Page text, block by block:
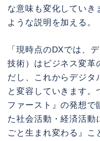
な意味も変化していき
ような説明を加える。
「現時点のDXでは、
技術）はビジネス変革
だし、これからデジタ
と変容していきます
ファースト』の発想で
た社会活動・経済活動
ごと生まれ変わる』こ